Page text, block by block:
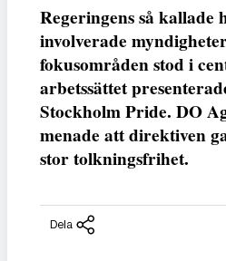
Regeringens så kallade
involverade
fokusområden stod i
arbetssättet
Stockholm Pride. DO
menade att direktiven
stor tolkningsfrihet.
Dela